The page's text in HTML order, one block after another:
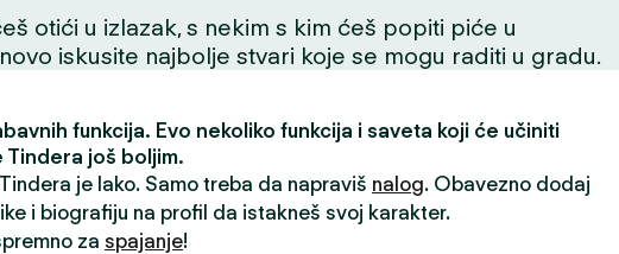
otići u izlazak, s nekim s kim ćeš popiti piće u
iskusite najbolje stvari koje se mogu raditi u gradu.
funkcija. Evo nekoliko funkcija i saveta koji će učiniti
još boljim.
je lako. Samo treba da napraviš nalog. Obavezno dodaj
i biografiju na profil da istakneš svoj karakter.
za spajanje!